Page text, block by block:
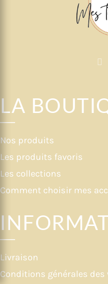
LA
Nos produits
Les produits favoris
Les collections
Comment choisir mes
Livraison
Conditions générales des